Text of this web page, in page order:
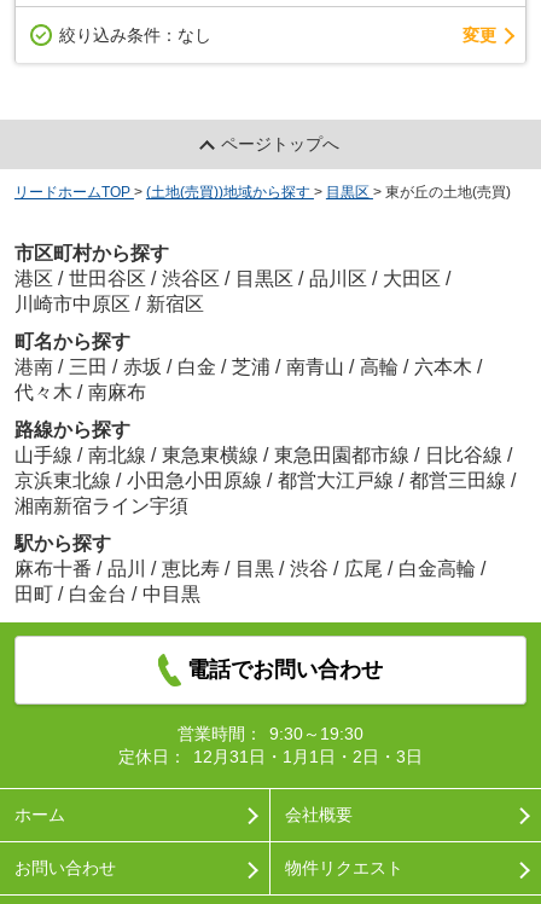
絞り込み条件： なし 変更
ページトップへ
リードホームTOP > (土地(売買))地域から探す > 目黒区 > 東が丘の土地(売買)
市区町村から探す
港区 / 世田谷区 / 渋谷区 / 目黒区 / 品川区 / 大田区 /
川崎市中原区 / 新宿区
町名から探す
港南 / 三田 / 赤坂 / 白金 / 芝浦 / 南青山 / 高輪 / 六本木 /
代々木 / 南麻布
路線から探す
山手線 / 南北線 / 東急東横線 / 東急田園都市線 / 日比谷線 /
京浜東北線 / 小田急小田原線 / 都営大江戸線 / 都営三田線 /
湘南新宿ライン宇須
駅から探す
麻布十番 / 品川 / 恵比寿 / 目黒 / 渋谷 / 広尾 / 白金高輪 /
田町 / 白金台 / 中目黒
電話でお問い合わせ
営業時間：
9:30～19:30
定休日：
12月31日・1月1日・2日・3日
ホーム 会社概要
お問い合わせ 物件リクエスト